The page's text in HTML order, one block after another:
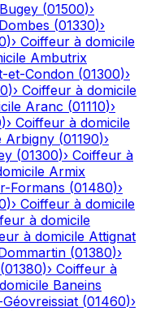
(01500)›
(01330)›
)› Coiffeur à domicile
Ambutrix
et-Condon (01300)›
)› Coiffeur à domicile
Aranc (01110)›
)› Coiffeur à domicile
Arbigny (01190)›
(01300)› Coiffeur à
Armix
Formans (01480)›
)› Coiffeur à domicile
à domicile
à domicile Attignat
(01380)›
(01380)› Coiffeur à
Baneins
(01460)›